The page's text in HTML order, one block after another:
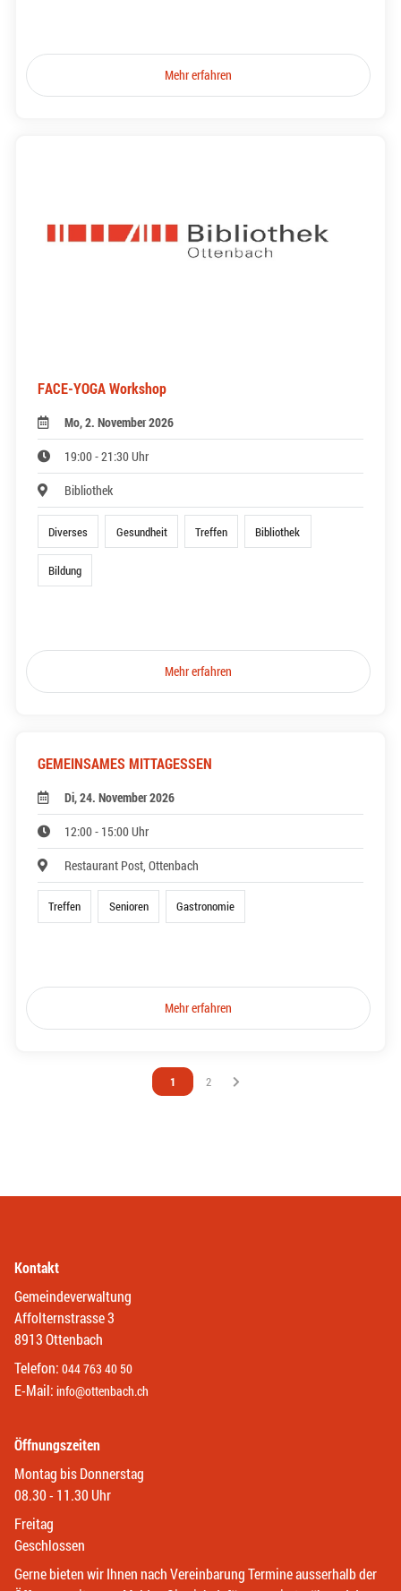
Mehr erfahren
FACE-YOGA Workshop
Mo, 2. November 2026
19:00 - 21:30 Uhr
Bibliothek
Diverses Gesundheit Treffen Bibliothek
Bildung
Mehr erfahren
GEMEINSAMES MITTAGESSEN
Di, 24. November 2026
12:00 - 15:00 Uhr
Restaurant Post, Ottenbach
Treffen Senioren Gastronomie
Mehr erfahren
Vous êtes sur la page
1 Vous êtes sur la page
2
Kontakt
Gemeindeverwaltung
Affolternstrasse 3
8913 Ottenbach
Telefon: 044 763 40 50
E-Mail: info@ottenbach.ch
Öffnungszeiten
Montag bis Donnerstag
08.30 - 11.30 Uhr
Freitag
Geschlossen
Gerne bieten wir Ihnen nach Vereinbarung Termine ausserhalb der